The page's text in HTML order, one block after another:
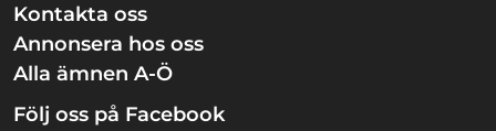
Kontakta oss
Annonsera hos oss
Alla ämnen A-Ö
Följ oss på Facebook